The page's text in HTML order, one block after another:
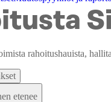
rahoitushauista,
etenee